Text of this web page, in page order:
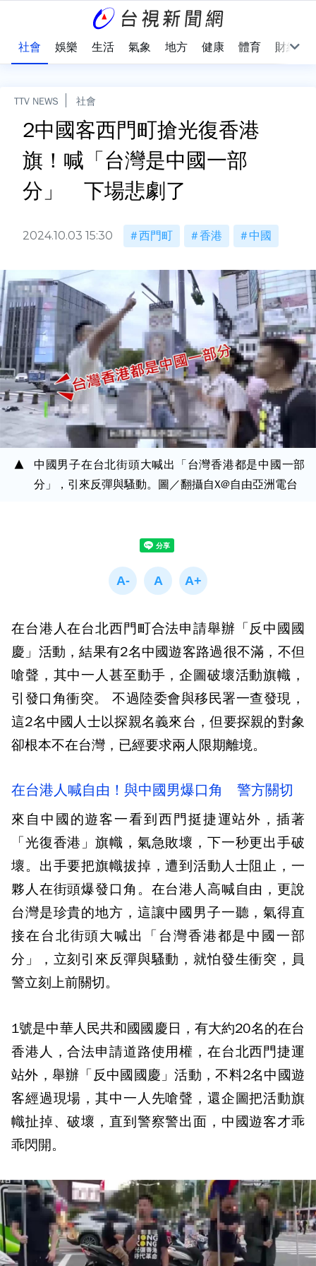
社會 娛樂 生活 氣象 地方 健康 體育 財經
TTV NEWS 社會
2中國客西門町搶光復香港
旗！喊「台灣是中國一部
分」 下場悲劇了
2024.10.03 15:30 西門町 香港 中國
中國男子在台北街頭大喊出「台灣香港都是中國一部
分」，引來反彈與騷動。圖／翻攝自X@自由亞洲電台
在台港人在台北西門町合法申請舉辦「反中國國
慶」活動，結果有2名中國遊客路過很不滿，不但
嗆聲，其中一人甚至動手，企圖破壞活動旗幟，
引發口角衝突。 不過陸委會與移民署一查發現，
這2名中國人士以探親名義來台，但要探親的對象
卻根本不在台灣，已經要求兩人限期離境。
在台港人喊自由！與中國男爆口角 警方關切
來自中國的遊客一看到西門挺捷運站外，插著
「光復香港」旗幟，氣急敗壞，下一秒更出手破
壞。出手要把旗幟拔掉，遭到活動人士阻止，一
夥人在街頭爆發口角。在台港人高喊自由，更說
台灣是珍貴的地方，這讓中國男子一聽，氣得直
接在台北街頭大喊出「台灣香港都是中國一部
分」，立刻引來反彈與騷動，就怕發生衝突，員
警立刻上前關切。
1號是中華人民共和國國慶日，有大約20名的在台
香港人，合法申請道路使用權，在台北西門捷運
站外，舉辦「反中國國慶」活動，不料2名中國遊
客經過現場，其中一人先嗆聲，還企圖把活動旗
幟扯掉、破壞，直到警察警出面，中國遊客才乖
乖閃開。